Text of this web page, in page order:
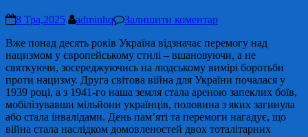
8 Тра,2025 adminhq
Залишити коментар
Вже понад десять років Україна відзначає перемогу над
нацизмом у європейському стилі – вшановуючи, а не
святкуючи, зосереджуючись на людському вимірі боротьби
проти нацизму. Друга світова війна для України почалася у
1939 році, а з 1941-го наша земля стала ареною запеклих боїв,
мобілізувавши мільйони українців, половина з яких загинула
або стала інвалідами. День пам’яті та перемоги нагадує, що
війна стала наслідком домовленостей двох тоталітарних